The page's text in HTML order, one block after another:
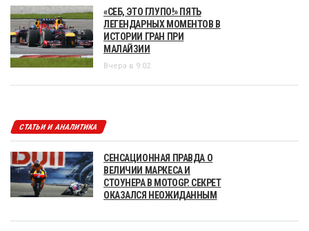
«СЕБ, ЭТО ГЛУПО!» ПЯТЬ
ЛЕГЕНДАРНЫХ МОМЕНТОВ В
ИСТОРИИ ГРАН ПРИ
МАЛАЙЗИИ
Вчера в 9:02
СТАТЬИ И АНАЛИТИКА
СЕНСАЦИОННАЯ ПРАВДА О
ВЕЛИЧИИ МАРКЕСА И
СТОУНЕРА В MOTOGP. СЕКРЕТ
ОКАЗАЛСЯ НЕОЖИДАННЫМ